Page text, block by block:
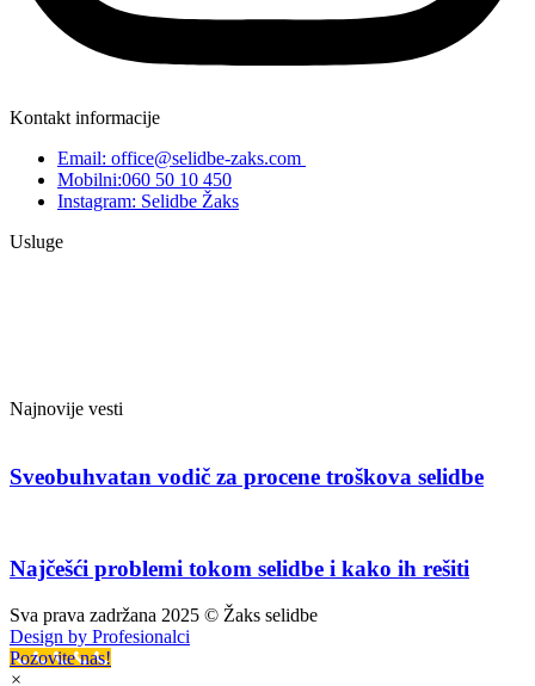
Kontakt informacije
Email: office@selidbe-zaks.com
Mobilni:060 50 10 450
Instagram: Selidbe Žaks
Usluge
Najnovije vesti
Sveobuhvatan vodič za procene troškova selidbe
Najčešći problemi tokom selidbe i kako ih rešiti
Sva prava zadržana 2025 © Žaks selidbe
Design by Profesionalci
Pozovite nas!
×